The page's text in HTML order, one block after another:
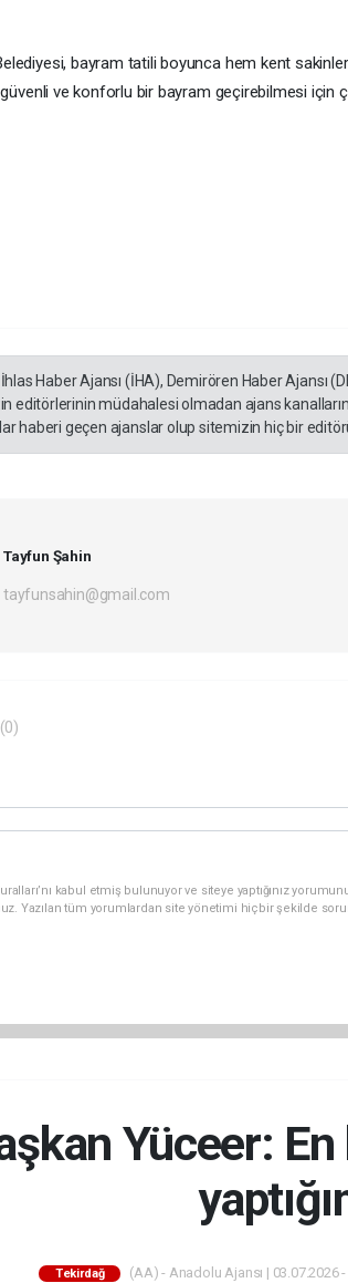
bayram tatili boyunca hem kent
ve konforlu bir bayram geçirebilmesi için
Haber Ajansı (İHA), Demirören Haber Ajansı
editörlerinin müdahalesi olmadan ajans
haberi geçen ajanslar olup sitemizin hiç bir
Tayfun Şahin
tayfunsahin@gmail.com
(0)
kabul etmiş bulunuyor ve siteye yaptığınız
Yazılan tüm yorumlardan site yönetimi hiçbir şekilde
Yüceer: En
Tekirdağ (AA) - Anadolu Ajansı | 03.07.2026